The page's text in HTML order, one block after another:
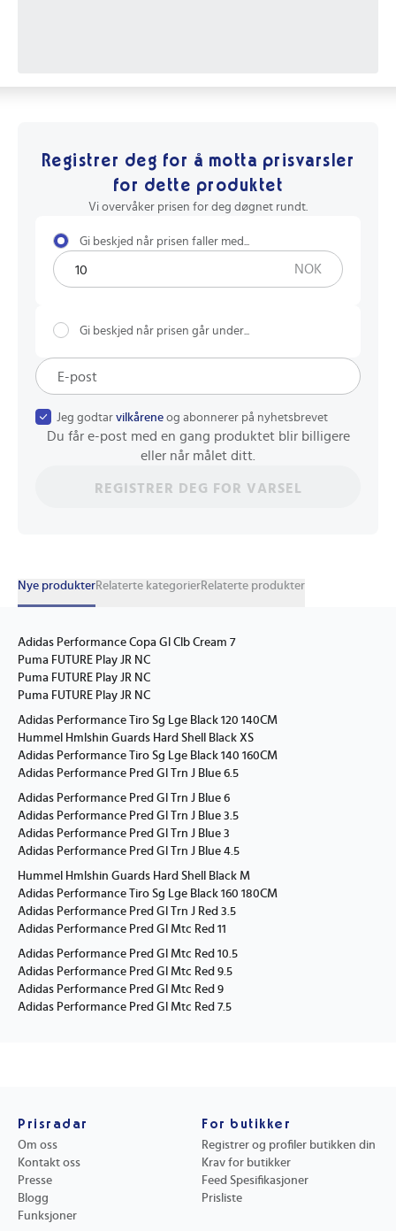
Registrer deg for å motta prisvarsler
for dette produktet
Vi overvåker prisen for deg døgnet rundt.
Gi beskjed når prisen faller med...
NOK
Gi beskjed når prisen går under...
Jeg godtar vilkårene og abonnerer på nyhetsbrevet
Du får e-post med en gang produktet blir billigere
eller når målet ditt.
REGISTRER DEG FOR VARSEL
Nye produkterRelaterte kategorierRelaterte produkter
Adidas Performance Copa Gl Clb Cream 7
Puma FUTURE Play JR NC
Puma FUTURE Play JR NC
Puma FUTURE Play JR NC
Adidas Performance Tiro Sg Lge Black 120 140CM
Hummel Hmlshin Guards Hard Shell Black XS
Adidas Performance Tiro Sg Lge Black 140 160CM
Adidas Performance Pred Gl Trn J Blue 6.5
Adidas Performance Pred Gl Trn J Blue 6
Adidas Performance Pred Gl Trn J Blue 3.5
Adidas Performance Pred Gl Trn J Blue 3
Adidas Performance Pred Gl Trn J Blue 4.5
Hummel Hmlshin Guards Hard Shell Black M
Adidas Performance Tiro Sg Lge Black 160 180CM
Adidas Performance Pred Gl Trn J Red 3.5
Adidas Performance Pred Gl Mtc Red 11
Adidas Performance Pred Gl Mtc Red 10.5
Adidas Performance Pred Gl Mtc Red 9.5
Adidas Performance Pred Gl Mtc Red 9
Adidas Performance Pred Gl Mtc Red 7.5
Prisradar
Om oss
Kontakt oss
Presse
Blogg
Funksjoner
For butikker
Registrer og profiler butikken din
Krav for butikker
Feed Spesifikasjoner
Prisliste